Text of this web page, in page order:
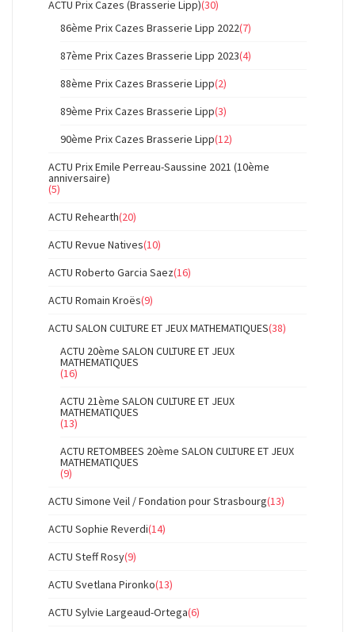
ACTU Prix Cazes (Brasserie Lipp)(30)
86ème Prix Cazes Brasserie Lipp 2022(7)
87ème Prix Cazes Brasserie Lipp 2023(4)
88ème Prix Cazes Brasserie Lipp(2)
89ème Prix Cazes Brasserie Lipp(3)
90ème Prix Cazes Brasserie Lipp(12)
ACTU Prix Emile Perreau-Saussine 2021 (10ème
anniversaire)
(5)
ACTU Rehearth(20)
ACTU Revue Natives(10)
ACTU Roberto Garcia Saez(16)
ACTU Romain Kroës(9)
ACTU SALON CULTURE ET JEUX MATHEMATIQUES(38)
ACTU 20ème SALON CULTURE ET JEUX
MATHEMATIQUES
(16)
ACTU 21ème SALON CULTURE ET JEUX
MATHEMATIQUES
(13)
ACTU RETOMBEES 20ème SALON CULTURE ET JEUX
MATHEMATIQUES
(9)
ACTU Simone Veil / Fondation pour Strasbourg(13)
ACTU Sophie Reverdi(14)
ACTU Steff Rosy(9)
ACTU Svetlana Pironko(13)
ACTU Sylvie Largeaud-Ortega(6)